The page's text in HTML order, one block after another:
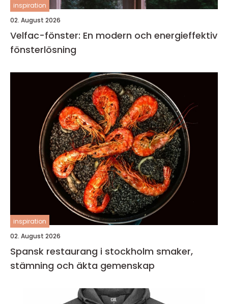
inspiration
02. August 2026
Velfac-fönster: En modern och energieffektiv
fönsterlösning
inspiration
02. August 2026
Spansk restaurang i stockholm smaker,
stämning och äkta gemenskap